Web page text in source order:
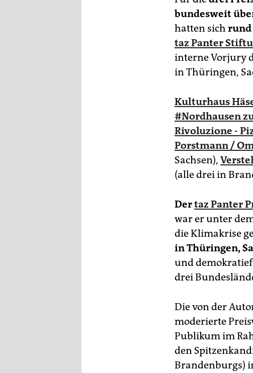
bundesweit
hatten sich rund
taz Panter
interne Vorjury
in Thüringen,
Kulturhaus
#Nordhausen
Rivoluzione -
Porstmann /
Sachsen),
(alle drei in
Dertaz Panter
war er unter
die Klimakrise
in Thüringen,
und
drei
Die von der
moderierte
Publikum im
den
Brandenburgs)